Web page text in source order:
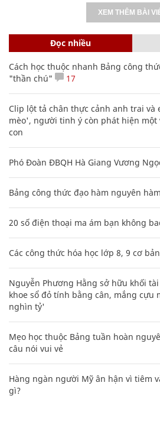
XEM THÊM BÀI
Đọc nhiều
Cách học thuộc nhanh Bảng công
"thần chú"
17
Clip lột tả chân thực cảnh anh trai và
mèo', người tinh ý còn phát hiện một
con
Phó Đoàn ĐBQH Hà Giang Vương
Bảng công thức đạo hàm nguyên
20 số điện thoại ma ám bạn không
Các công thức hóa học lớp 8, 9 cơ
Nguyễn Phương Hằng sở hữu khối
khoe sổ đỏ tính bằng cân, mắng cựu
nghìn tỷ'
Mẹo học thuộc Bảng tuần hoàn
câu nói vui vẻ
Hàng ngàn người Mỹ ân hận vì tiêm
gì?